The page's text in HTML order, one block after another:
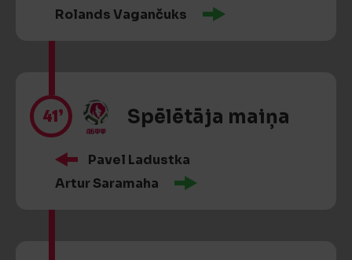
Rolands Vagančuks
41’ Spēlētāja maiņa
Pavel Ladustka
Artur Saramaha